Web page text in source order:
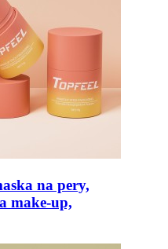
​​na pery,
make-up,